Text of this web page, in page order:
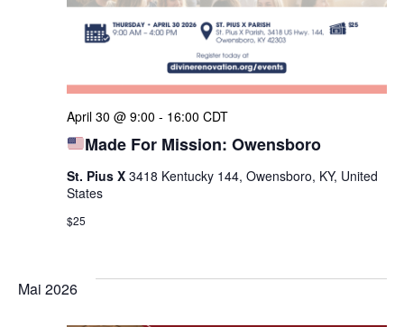
Made For Mission: Owensboro
April 30 @ 9:00 - 16:00 CDT
St. Pius X 3418 Kentucky 144, Owensboro, KY, United
States
$25
Mai 2026